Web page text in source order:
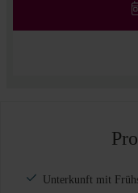
Kinder
Unterkunft mit